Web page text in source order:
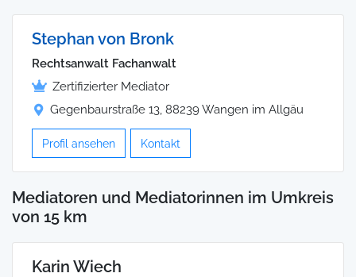
Stephan von Bronk
Rechtsanwalt Fachanwalt
Zertifizierter Mediator
Gegenbaurstraße 13, 88239 Wangen im Allgäu
Profil ansehen Kontakt
Mediatoren und Mediatorinnen im Umkreis
von 15 km
Karin Wiech